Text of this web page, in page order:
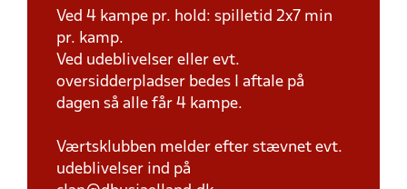
Ved 4 kampe pr. hold: spilletid 2x7 min
pr. kamp.
Ved udeblivelser eller evt.
oversidderpladser bedes I aftale på
dagen så alle får 4 kampe.
Værtsklubben melder efter stævnet evt.
udeblivelser ind på